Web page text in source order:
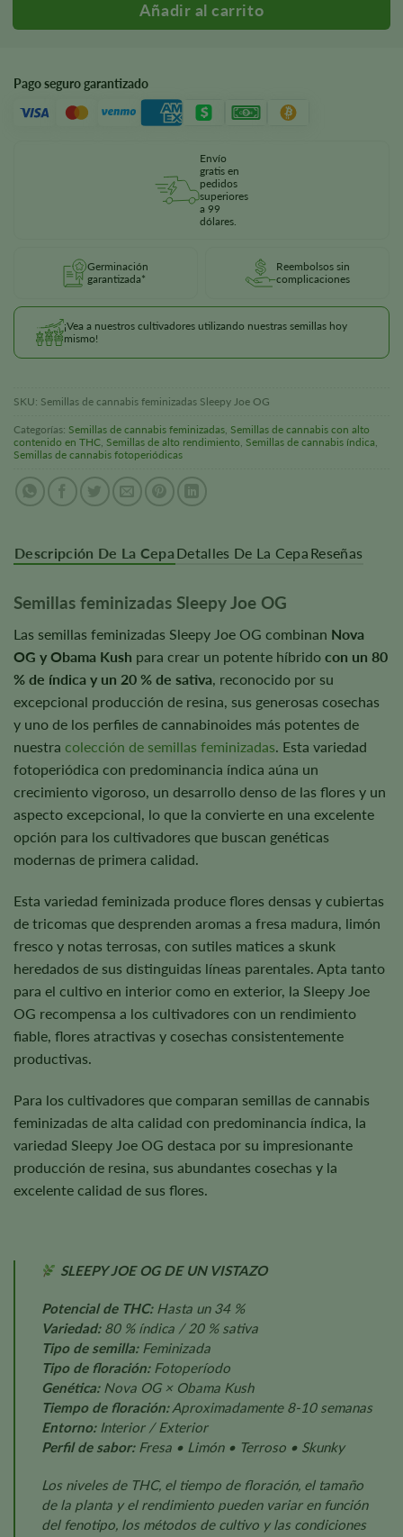
Pago seguro garantizado
Envío
gratis en
pedidos
superiores
a 99
dólares.
Germinación
garantizada*
Reembolsos sin
complicaciones
¡Vea a nuestros cultivadores utilizando nuestras semillas hoy
mismo!
SKU: Semillas de cannabis feminizadas Sleepy Joe OG
Categorías: Semillas de cannabis feminizadas, Semillas de cannabis con alto
contenido en THC, Semillas de alto rendimiento, Semillas de cannabis índica,
Semillas de cannabis fotoperiódicas
Descripción De La Cepa Detalles De La Cepa Reseñas
Semillas feminizadas Sleepy Joe OG
Las semillas feminizadas Sleepy Joe OG combinan Nova
OG y Obama Kush para crear un potente híbrido con un 80
% de índica y un 20 % de sativa, reconocido por su
excepcional producción de resina, sus generosas cosechas
y uno de los perfiles de cannabinoides más potentes de
nuestra colección de semillas feminizadas. Esta variedad
fotoperiódica con predominancia índica aúna un
crecimiento vigoroso, un desarrollo denso de las flores y un
aspecto excepcional, lo que la convierte en una excelente
opción para los cultivadores que buscan genéticas
modernas de primera calidad.
Esta variedad feminizada produce flores densas y cubiertas
de tricomas que desprenden aromas a fresa madura, limón
fresco y notas terrosas, con sutiles matices a skunk
heredados de sus distinguidas líneas parentales. Apta tanto
para el cultivo en interior como en exterior, la Sleepy Joe
OG recompensa a los cultivadores con un rendimiento
fiable, flores atractivas y cosechas consistentemente
productivas.
Para los cultivadores que comparan semillas de cannabis
feminizadas de alta calidad con predominancia índica, la
variedad Sleepy Joe OG destaca por su impresionante
producción de resina, sus abundantes cosechas y la
excelente calidad de sus flores.
SLEEPY JOE OG DE UN VISTAZO
Potencial de THC:Hasta un 34 %
Variedad:80 % índica / 20 % sativa
Tipo de semilla:Feminizada
Tipo de floración:Fotoperíodo
Genética:Nova OG × Obama Kush
Tiempo de floración:Aproximadamente 8-10 semanas
Entorno:Interior / Exterior
Perfil de sabor:Fresa • Limón • Terroso • Skunky
Los niveles de THC, el tiempo de floración, el tamaño
de la planta y el rendimiento pueden variar en función
del fenotipo, los métodos de cultivo y las condiciones